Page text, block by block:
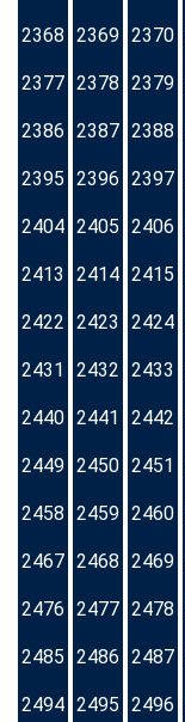
2368 2369 2370
2377 2378 2379
2386 2387 2388
2395 2396 2397
2404 2405 2406
2413 2414 2415
2422 2423 2424
2431 2432 2433
2440 2441 2442
2449 2450 2451
2458 2459 2460
2467 2468 2469
2476 2477 2478
2485 2486 2487
2494 2495 2496